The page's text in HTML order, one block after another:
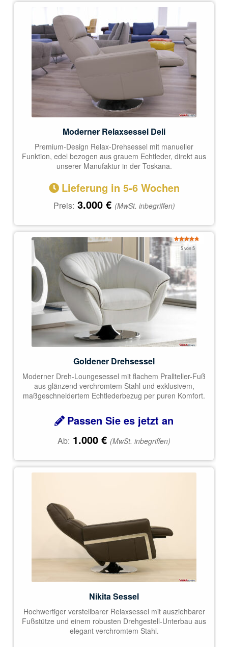
Moderner Relaxsessel Deli
Premium-Design Relax-Drehsessel mit manueller
Funktion, edel bezogen aus grauem Echtleder, direkt aus
unserer Manufaktur in der Toskana.
Lieferung in 5-6 Wochen
Preis: 3.000 € (MwSt. inbegriffen)
mit
5 von 5
Goldener Drehsessel
Moderner Dreh-Loungesessel mit flachem Prallteller-Fuß
aus glänzend verchromtem Stahl und exklusivem,
maßgeschneidertem Echtlederbezug per puren Komfort.
Passen Sie es jetzt an
Ab: 1.000 € (MwSt. inbegriffen)
Nikita Sessel
Hochwertiger verstellbarer Relaxsessel mit ausziehbarer
Fußstütze und einem robusten Drehgestell-Unterbau aus
elegant verchromtem Stahl.